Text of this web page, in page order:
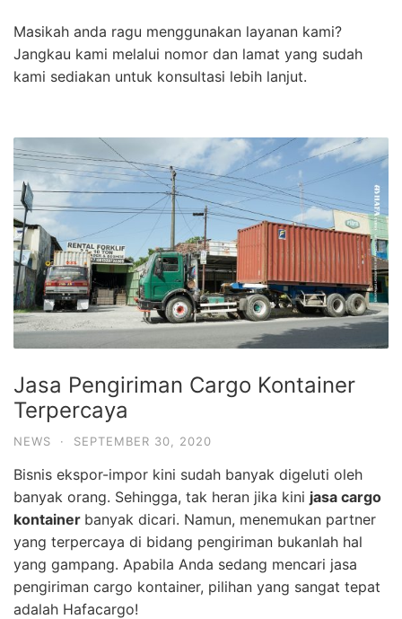
Masikah anda ragu menggunakan layanan kami?
Jangkau kami melalui nomor dan lamat yang sudah
kami sediakan untuk konsultasi lebih lanjut.
Jasa Pengiriman Cargo Kontainer
Terpercaya
NEWS · SEPTEMBER 30, 2020
Bisnis ekspor-impor kini sudah banyak digeluti oleh
banyak orang. Sehingga, tak heran jika kini jasa cargo
kontainer banyak dicari. Namun, menemukan partner
yang terpercaya di bidang pengiriman bukanlah hal
yang gampang. Apabila Anda sedang mencari jasa
pengiriman cargo kontainer, pilihan yang sangat tepat
adalah Hafacargo!